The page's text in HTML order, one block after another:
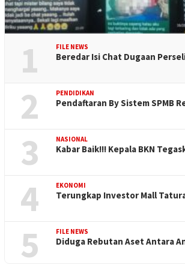
1 FILE NEWS
Beredar Isi Chat Dugaan
2 PENDIDIKAN
Pendaftaran By Sistem SPMB
3 NASIONAL
Kabar Baik!!! Kepala BKN
4 EKONOMI
Terungkap Investor Mall
5 FILE NEWS
Diduga Rebutan Aset Antara